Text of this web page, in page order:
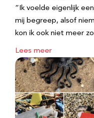
“Ik voelde eigenlijk
mij begreep, alsof
kon ik ook niet meer
Lees meer